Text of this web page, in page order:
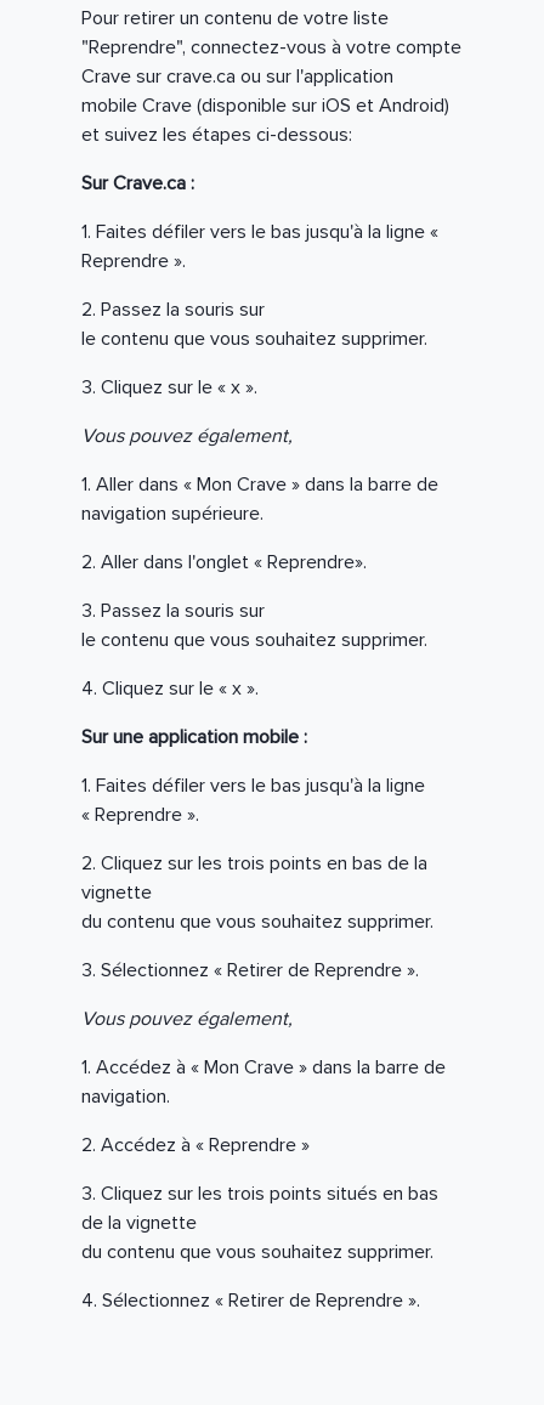
Pour retirer un contenu de votre liste
"Reprendre", connectez-vous à votre compte
Crave sur crave.ca ou sur l'application
mobile Crave (disponible sur iOS et Android)
et suivez les étapes ci-dessous:
Sur Crave.ca :
1. Faites défiler vers le bas jusqu'à la ligne «
Reprendre ».
2. Passez la souris sur
le contenu que vous souhaitez supprimer.
3. Cliquez sur le « x ».
Vous pouvez également,
1. Aller dans « Mon Crave » dans la barre de
navigation supérieure.
2. Aller dans l'onglet « Reprendre».
3. Passez la souris sur
le contenu que vous souhaitez supprimer.
4. Cliquez sur le « x ».
Sur une application mobile :
1. Faites défiler vers le bas jusqu'à la ligne
« Reprendre ».
2. Cliquez sur les trois points en bas de la
vignette
du contenu que vous souhaitez supprimer.
3. Sélectionnez « Retirer de Reprendre ».
Vous pouvez également,
1. Accédez à « Mon Crave » dans la barre de
navigation.
2. Accédez à « Reprendre »
3. Cliquez sur les trois points situés en bas
de la vignette
du contenu que vous souhaitez supprimer.
4. Sélectionnez « Retirer de Reprendre ».